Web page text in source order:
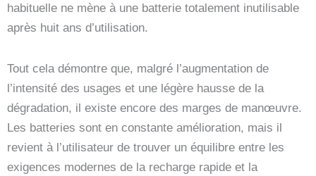
habituelle ne mène à une batterie totalement inutilisable
après huit ans d’utilisation.
Tout cela démontre que, malgré l’augmentation de
l’intensité des usages et une légère hausse de la
dégradation, il existe encore des marges de manœuvre.
Les batteries sont en constante amélioration, mais il
revient à l’utilisateur de trouver un équilibre entre les
exigences modernes de la recharge rapide et la